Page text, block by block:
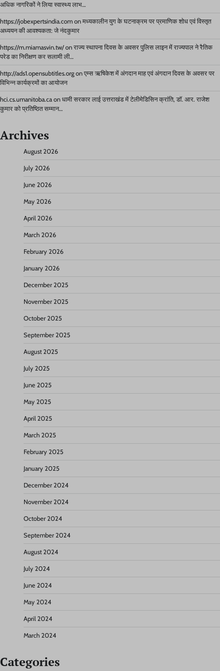
अधिक नागरिकों ने लिया स्वास्थ्य लाभ…
https://jobexpertsindia.com on मध्यकालीन युग के घटनाक्रम पर प्रमाणिक शोध एवं विस्तृत
अध्ययन की आवश्यकता: जे नंदकुमार
https://m.miamasvin.tw/on राज्य स्थापना दिवस के अवसर पुलिस लाइन में राज्यपाल ने रैतिक
परेड का निरीक्षण कर सलामी ली…
http://ads1.opensubtitles.org on एम्स ऋषिकेश में अंगदान माह एवं अंगदान दिवस के अवसर पर
विभिन्न कार्यक्रमों का आयोजन
hci.cs.umanitoba.ca on धामी सरकार लाई उत्तराखंड में टेलीमेडिसिन क्रांति, डॉ. आर. राजेश
कुमार को प्रतिष्ठित सम्मान…
Archives
August 2026
July 2026
June 2026
May 2026
April 2026
March 2026
February 2026
January 2026
December 2025
November 2025
October 2025
September 2025
August 2025
July 2025
June 2025
May 2025
April 2025
March 2025
February 2025
January 2025
December 2024
November 2024
October 2024
September 2024
August 2024
July 2024
June 2024
May 2024
April 2024
March 2024
Categories